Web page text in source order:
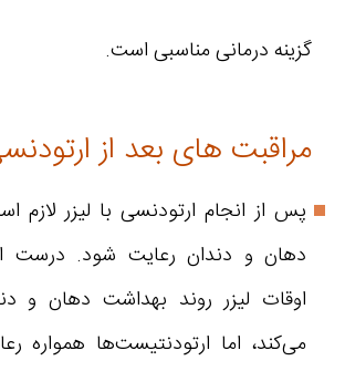
گزینه درمانی مناسبی است.
مراقبت‌ های بعد از
پس از انجام ارتودنسی با لیزر
دهان و دندان رعایت شود.
اوقات لیزر روند بهداشت دهان و
می‌کند، اما ارتودنتیست‌ها همواره